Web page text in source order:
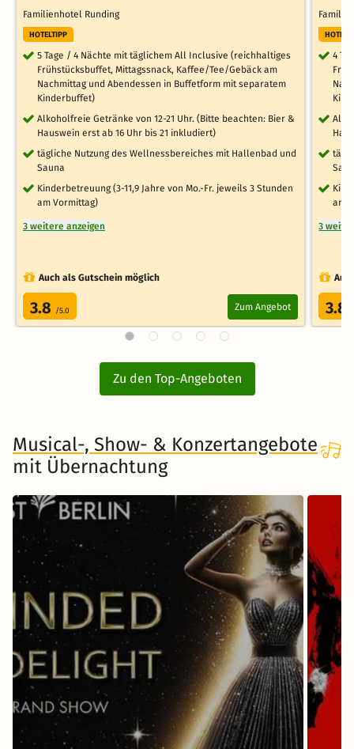
Familienhotel Runding
HOTELTIPP
5 Tage / 4 Nächte mit täglichem All Inclusive (reichhaltiges
Frühstücksbuffet, Mittagssnack, Kaffee/Tee/Gebäck am
Nachmittag und Abendessen in Buffetform mit separatem
Kinderbuffet)
Alkoholfreie Getränke von 12-21 Uhr. (Bitte beachten: Bier &
Hauswein erst ab 16 Uhr bis 21 inkludiert)
tägliche Nutzung des Wellnessbereiches mit Hallenbad und
Sauna
Kinderbetreuung (3-11,9 Jahre von Mo.-Fr. jeweils 3 Stunden
am Vormittag)
3 weitere anzeigen
Auch als Gutschein möglich
3.8 /5.0 Zum Angebot
4
am
3
3.8
Zu den Top-Angeboten
Musical-, Show- & Konzertangebote
mit Übernachtung